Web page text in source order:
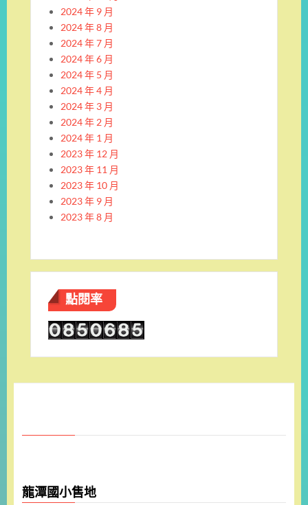
2024 年 9 月
2024 年 8 月
2024 年 7 月
2024 年 6 月
2024 年 5 月
2024 年 4 月
2024 年 3 月
2024 年 2 月
2024 年 1 月
2023 年 12 月
2023 年 11 月
2023 年 10 月
2023 年 9 月
2023 年 8 月
點閱率
龍潭國小售地